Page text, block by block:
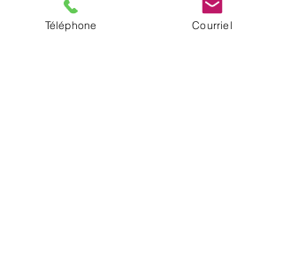
2300 La Chaux-de-Fonds
Téléphone Courriel